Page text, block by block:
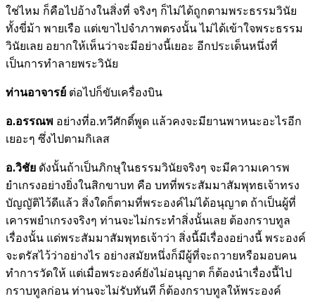
ใช่ไหม ก็คือไปอ้างในสิ่งที่ จริงๆ ก็ไม่ได้ถูกตามพระธรรมวินัย
ทั้งขี่ม้า พายเรือ แต่เขาไปจำภาพตรงนั้น ไม่ได้เข้าใจพระธรรม
วินัยเลย อยากให้เห็นว่าจะมีอย่างนี้เยอะ อีกประเด็นหนึ่งที่
เป็นการทำลายพระวินัย
ท่านอาจารย์ ต่อไปก็ขับเครื่องบิน
อ.อรรณพ อย่างที่อ.ทวีศักดิ์พูด แล้วคงจะมียานพาหนะอะไรอีก
เยอะๆ ซึ่งไปตามกิเลส
อ.วิชัย ดังนั้นถ้าเป็นภิกษุในธรรมวินัยจริงๆ จะมีความเคารพ
ยำเกรงอย่างยิ่งในสิกขาบท คือ บทที่พระสัมมาสัมพุทธเจ้าทรง
บัญญัติไว้ดีแล้ว สิ่งใดก็ตามที่พระองค์ไม่ได้อนุญาต ถ้าเป็นผู้ที่
เคารพยำเกรงจริงๆ ท่านจะไม่กระทำสิ่งนั้นเลย ต้องกราบทูล
เรื่องนั้น แด่พระสัมมาสัมพุทธเจ้าว่า สิ่งนี้มีเรื่องอย่างนี้ พระองค์
จะตรัสไว้ว่าอย่างไร อย่างสมัยหนึ่งก็มีผู้ที่จะถวายหรือมอบคน
ทำการวัดให้ แต่เมื่อพระองค์ยังไม่อนุญาต ก็ต้องนำเรื่องนี้ไป
กราบทูลก่อน ท่านจะไม่รับทันที ก็ต้องกราบทูลให้พระองค์